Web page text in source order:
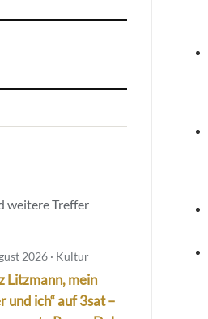
weitere Treffer
2026 · Kultur
Litzmann, mein
und ich“ auf 3sat –